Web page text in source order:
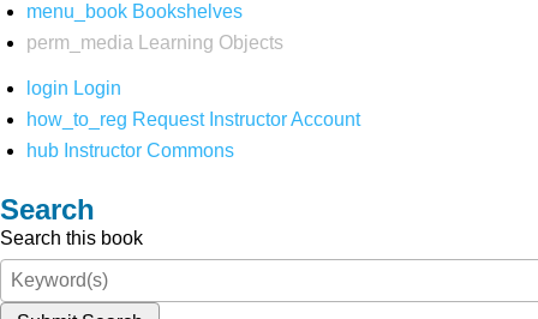
menu_book Bookshelves
perm_media
Learning Objects
login Login
how_to_reg Request Instructor Account
hub Instructor Commons
Search
Search this book